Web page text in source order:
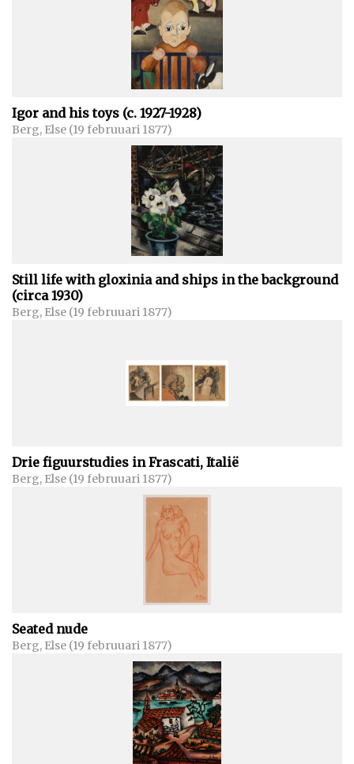
Igor and his toys (c. 1927-1928)
Berg, Else (19 februuari 1877)
Still life with gloxinia and ships in the background
(circa 1930)
Berg, Else (19 februuari 1877)
Drie figuurstudies in Frascati, Italië
Berg, Else (19 februuari 1877)
Seated nude
Berg, Else (19 februuari 1877)